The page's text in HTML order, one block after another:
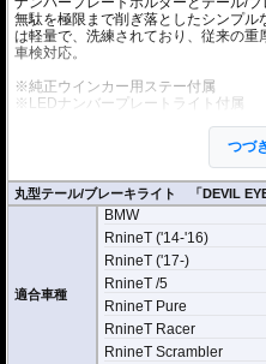
無駄を極限まで削ぎ落としたシンプ
は軽量で、洗練されており、従来の重
車検対応。
※純正ウインカー用ステー付属
※LEDナンバープレートライト付属
ナンバープレートの取付角度の調節
国土交通省自動車局自動車情報課 及
オプションにウインカーブラケットを
汎用リアウインカー（取り付けボル
車検対応 世界最小ウインカーである
等の設置がスマート
つづ
丸型テール/ブレーキライト 「DEVIL
適合車種
BMW
RnineT ('14-'16)
RnineT ('17-)
RnineT /5
RnineT Pure
RnineT Racer
RnineT Scrambler